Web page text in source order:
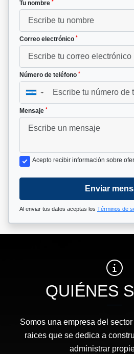
Tu nombre *
Correo electrónico *
Número de teléfono *
▼
Mensaje *
Acepto recibir información sobre
Enviar
Al enviar tus datos aceptas los Términos de
QUIÉNES
Somos una empresa del
raices que se dedica a
administrar